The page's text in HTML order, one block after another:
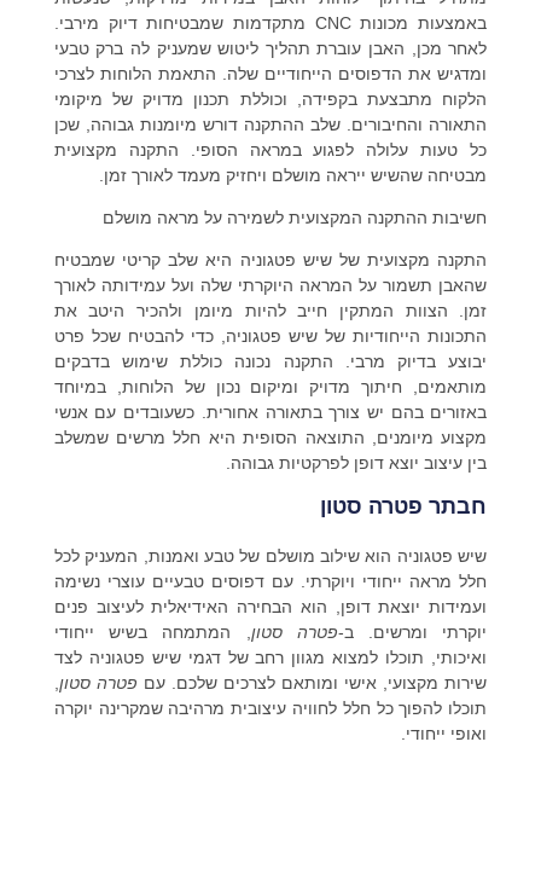
באמצעות מכונות CNC מתקדמות שמבטיחות דיוק מירבי.
לאחר מכן, האבן עוברת תהליך ליטוש שמעניק לה ברק טבעי
ומדגיש את הדפוסים הייחודיים שלה. התאמת הלוחות לצרכי
הלקוח מתבצעת בקפידה, וכוללת תכנון מדויק של מיקומי
התאורה והחיבורים. שלב ההתקנה דורש מיומנות גבוהה, שכן
כל טעות עלולה לפגוע במראה הסופי. התקנה מקצועית
מבטיחה שהשיש ייראה מושלם ויחזיק מעמד לאורך זמן.
חשיבות ההתקנה המקצועית לשמירה על מראה מושלם
התקנה מקצועית של שיש פטגוניה היא שלב קריטי שמבטיח
שהאבן תשמור על המראה היוקרתי שלה ועל עמידותה לאורך
זמן. הצוות המתקין חייב להיות מיומן ולהכיר היטב את
התכונות הייחודיות של שיש פטגוניה, כדי להבטיח שכל פרט
יבוצע בדיוק מרבי. התקנה נכונה כוללת שימוש בדבקים
מותאמים, חיתוך מדויק ומיקום נכון של הלוחות, במיוחד
באזורים בהם יש צורך בתאורה אחורית. כשעובדים עם אנשי
מקצוע מיומנים, התוצאה הסופית היא חלל מרשים שמשלב
בין עיצוב יוצא דופן לפרקטיות גבוהה.
חבתר פטרה סטון
שיש פטגוניה הוא שילוב מושלם של טבע ואמנות, המעניק לכל
חלל מראה ייחודי ויוקרתי. עם דפוסים טבעיים עוצרי נשימה
ועמידות יוצאת דופן, הוא הבחירה האידיאלית לעיצוב פנים
יוקרתי ומרשים. ב-פטרה סטון , המתמחה בשיש ייחודי
ואיכותי, תוכלו למצוא מגוון רחב של דגמי שיש פטגוניה לצד
שירות מקצועי, אישי ומותאם לצרכים שלכם. עם פטרה סטון
תוכלו להפוך כל חלל לחוויה עיצובית מרהיבה שמקרינה יוקרה
ואופי ייחודי.